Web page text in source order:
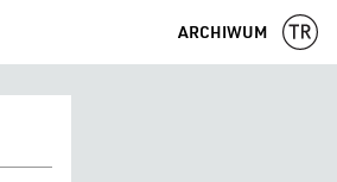
ARCHIWUM